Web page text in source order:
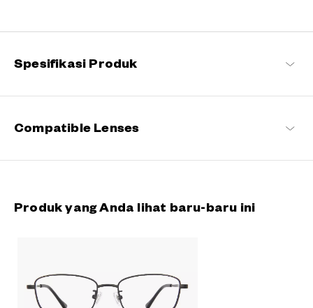
Spesifikasi Produk
Compatible Lenses
Produk yang Anda lihat baru-baru ini